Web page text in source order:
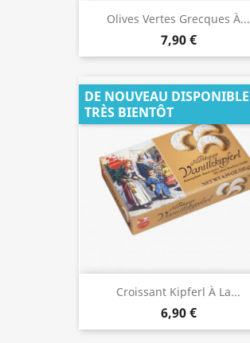
Olives Vertes Grecques À...
7,90 €
Croissant Kipferl À La...
6,90 €
DE NOUVEAU DISPONIBLE
TRÈS BIENTÔT